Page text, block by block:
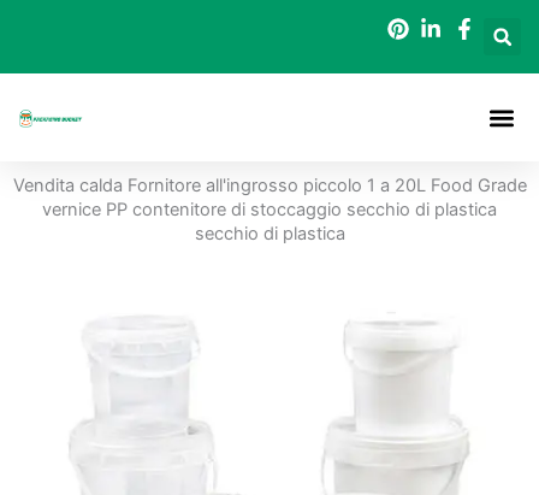
contenuto
Vendita calda Fornitore all'ingrosso piccolo 1 a 20L Food Grade
vernice PP contenitore di stoccaggio secchio di plastica
secchio di plastica